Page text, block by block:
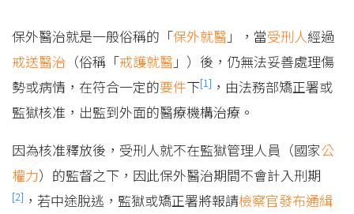
保外醫治就是一般俗稱的「保外就醫 」，當受刑人經過
戒送醫治 （俗稱「戒護就醫 」）後，仍無法妥善處理傷
勢或病情，在符合一定的要件下[1] ，由法務部矯正署或
監獄核准，出監到外面的醫療機構治療。
因為核准釋放後，受刑人就不在監獄管理人員（國家公
權力）的監督之下，因此保外醫治期間不會計入刑期
[2] ，若中途脫逃，監獄或矯正署將報請檢察官發布通緝